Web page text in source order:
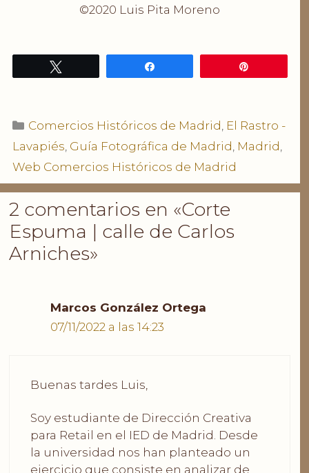
©2020 Luis Pita Moreno
Categorías
Comercios Históricos de Madrid El Rastro -
Lavapiés Guía Fotográfica de Madrid Madrid
Web Comercios Históricos de Madrid
2 comentarios en «Corte
Espuma | calle de Carlos
Arniches»
Marcos González Ortega
07/11/2022 a las 14:23
Buenas tardes Luis,
Soy estudiante de Dirección Creativa
para Retail en el IED de Madrid. Desde
la universidad nos han planteado un
ejercicio que consiste en analizar de